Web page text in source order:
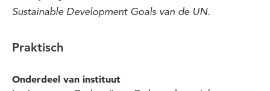
Sustainable Development Goals van de UN.
Praktisch
Onderdeel van instituut